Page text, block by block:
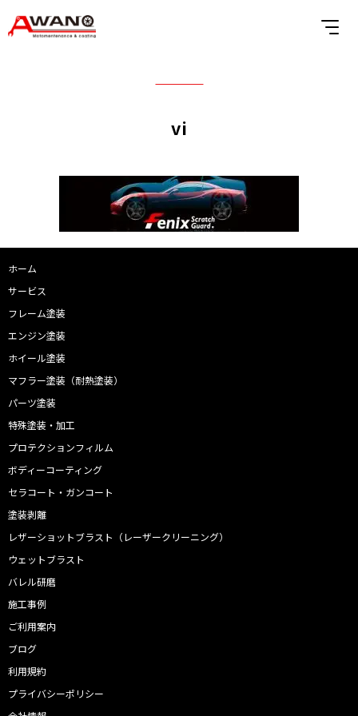
vi
ホーム
サービス
フレーム塗装
エンジン塗装
ホイール塗装
マフラー塗装（耐熱塗装）
パーツ塗装
特殊塗装・加工
プロテクションフィルム
ボディーコーティング
セラコート・ガンコート
塗装剥離
レザーショットブラスト（レーザークリーニング）
ウェットブラスト
バレル研磨
施工事例
ご利用案内
ブログ
利用規約
プライバシーポリシー